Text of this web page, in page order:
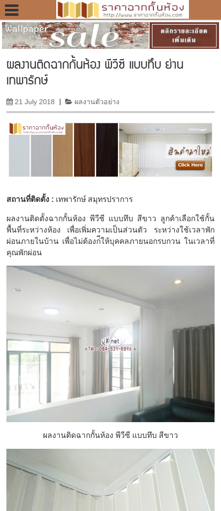
ผลงานติดฉากกั้นห้อง พีวีซี แบบทึบ ย่าน
เทพารักษ์
21 July 2018 ผลงานตัวอย่าง
สถานที่ติดตั้ง : เทพารักษ์ สมุทรปราการ
ผลงานติดตั้งฉากกั้นห้อง พีวีซี แบบทึบ สีขาว ลูกค้าเลือกใช้กั้น
พื้นที่ระหว่างห้อง เพื่อเพิ่มความเป็นส่วนตัว ระหว่างใช้เวลาพัก
ผ่อนภายในบ้าน เพื่อไม่ต้องก่ีให้บุคคลภายนอกรบกวน ในเวลาที่
คุณพักผ่อน
ผลงานติดฉากกั้นห้อง พีวีซี แบบทึบ สีขาว